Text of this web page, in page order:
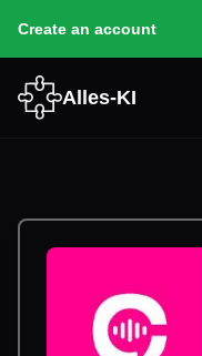
Create an account
Alles-KI